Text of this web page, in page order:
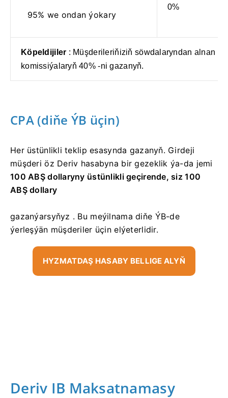
95% we ondan ýokary
0%
Köpeldijiler : Müşderileriňiziň söwdalaryndan alnan
komissiýalaryň 40% -ni gazanyň.
CPA (diňe ÝB üçin)
Her üstünlikli teklip esasynda gazanyň. Girdeji
müşderiöz Deriv hasabyna bir gezeklik ýa-da jemi
100 ABŞ dollaryny üstünlikli geçirende, siz100
ABŞ dollary
gazanýarsyňyz . Bu meýilnama diňe ÝB-de
ýerleşýän müşderiler üçin elýeterlidir.
HYZMATDAŞ HASABY BELLIGE ALYŇ
Deriv IB Maksatnamasy